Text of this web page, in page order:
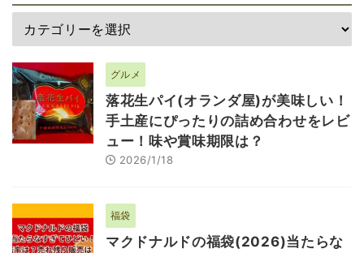
グルメ
落花生パイ(オランダ屋)が美味しい！
手土産にぴったりの詰め合わせをレビ
ュー！味や賞味期限は？
2026/1/18
福袋
マクドナルドの福袋(2026)当たらな